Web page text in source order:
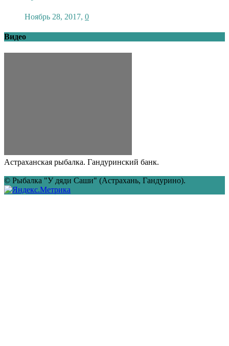
Ноябрь 28, 2017, 0
Видео
Астраханская рыбалка. Гандуринский банк.
© Рыбалка "У дяди Саши" (Астрахань, Гандурино).